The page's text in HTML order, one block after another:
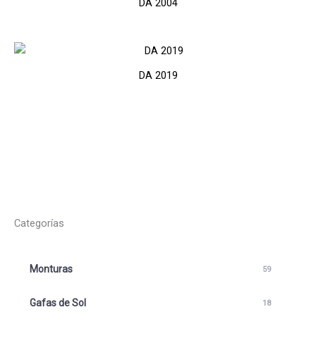
DA 2004
DA 2019
Categorías
Monturas 59
Gafas de Sol 18